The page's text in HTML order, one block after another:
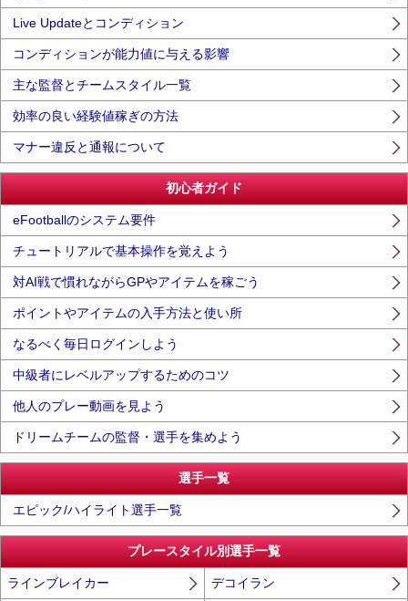
Live Updateとコンディション
コンディションが能力値に与える影響
主な監督とチームスタイル一覧
効率の良い経験値稼ぎの方法
マナー違反と通報について
初心者ガイド
eFootballのシステム要件
チュートリアルで基本操作を覚えよう
対AI戦で慣れながらGPやアイテムを稼ごう
ポイントやアイテムの入手方法と使い所
なるべく毎日ログインしよう
中級者にレベルアップするためのコツ
他人のプレー動画を見よう
ドリームチームの監督・選手を集めよう
選手一覧
エピック/ハイライト選手一覧
プレースタイル別選手一覧
ラインブレイカー デコイラン